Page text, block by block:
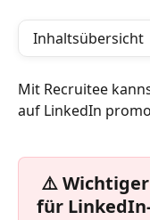
Inhaltsübersicht
Mit Recruitee
auf LinkedIn
⚠️ Wichtiger
für